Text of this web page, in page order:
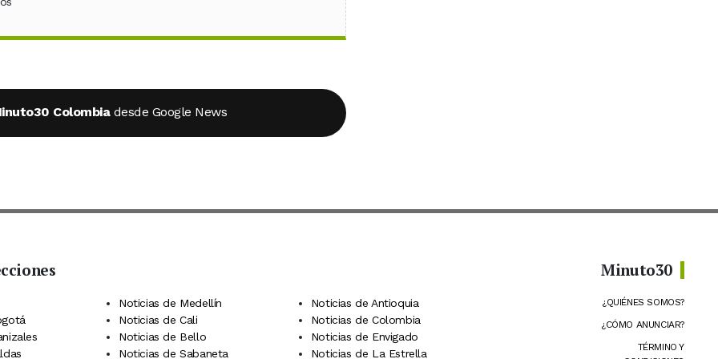
Colombia desde Google News
Noticias de Medellín
Noticias de Antioquia
Noticias de Cali
Noticias de Colombia
Noticias de Bello
Noticias de Envigado
Noticias de Sabaneta Noticias de La Estrella
Minuto30
¿QUIÉNES SOMOS?
¿CÓMO ANUNCIAR?
TÉRMINO Y